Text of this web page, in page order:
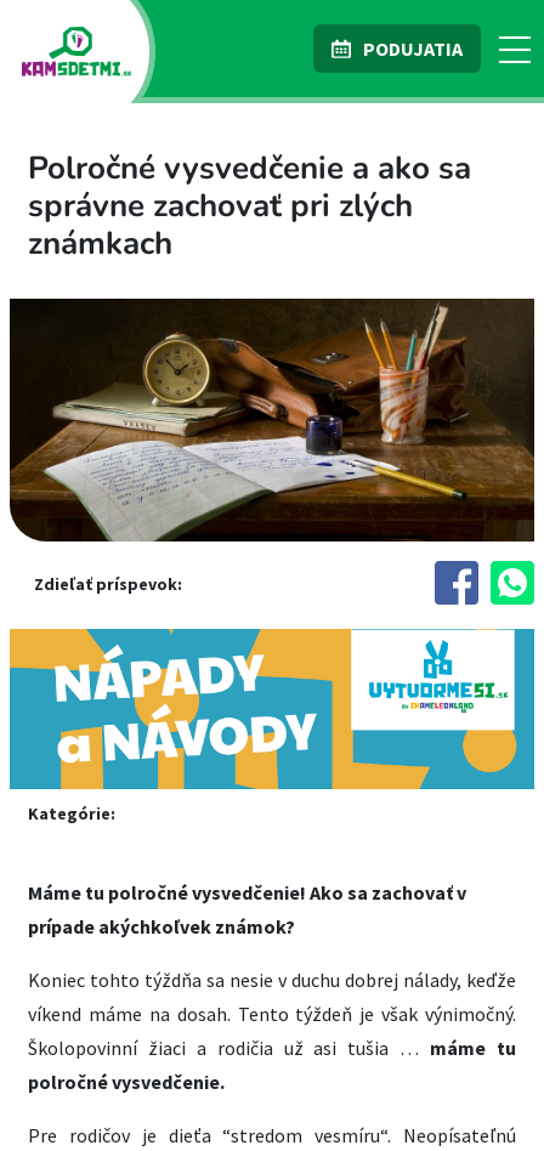
PODUJATIA
Polročné vysvedčenie a ako sa
správne zachovať pri zlých
známkach
Zdieľať príspevok:
Kategórie:
Máme tu polročné vysvedčenie! Ako sa zachovať v
prípade akýchkoľvek známok?
Koniec tohto týždňa sa nesie v duchu dobrej nálady, keďže
víkend máme na dosah. Tento týždeň je však výnimočný.
Školopovinní žiaci a rodičia už asi tušia … máme tu
polročné vysvedčenie.
Pre rodičov je dieťa “stredom vesmíru“. Neopísateľnú